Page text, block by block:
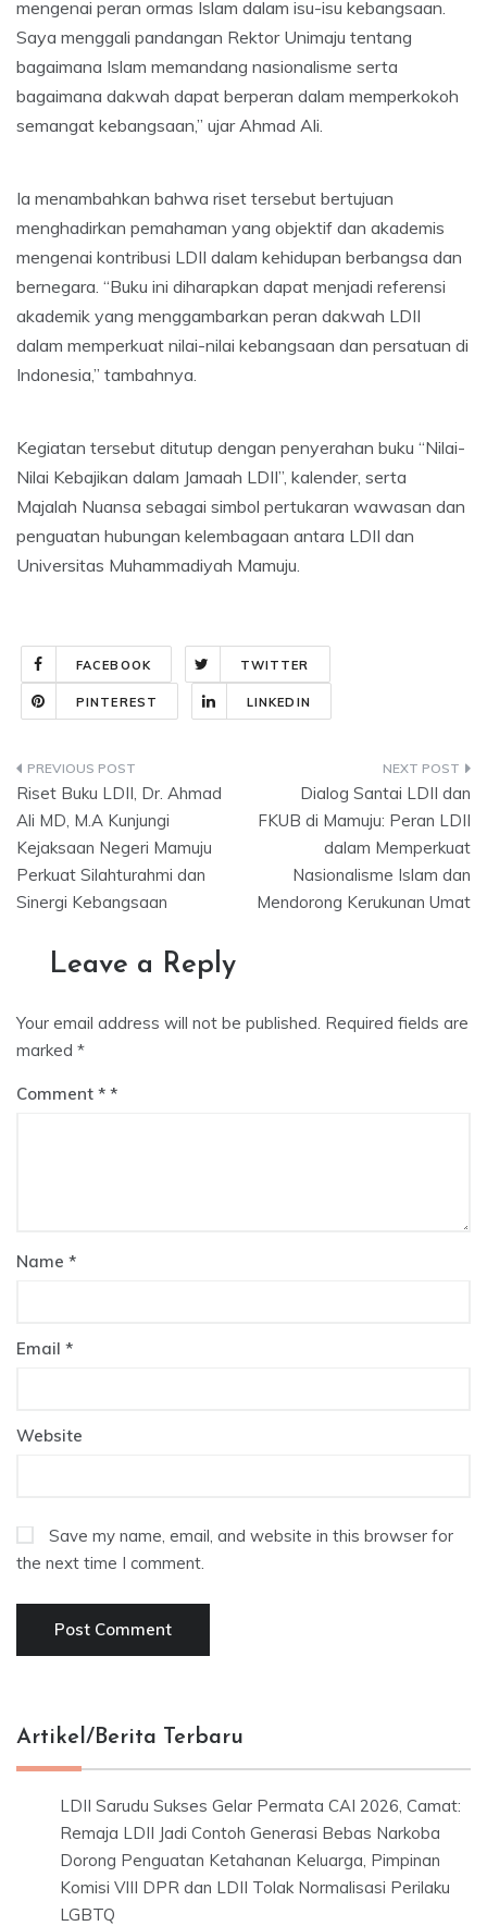
mengenai peran ormas Islam dalam isu-isu kebangsaan.
Saya menggali pandangan Rektor Unimaju tentang
bagaimana Islam memandang nasionalisme serta
bagaimana dakwah dapat berperan dalam memperkokoh
semangat kebangsaan,” ujar Ahmad Ali.
Ia menambahkan bahwa riset tersebut bertujuan
menghadirkan pemahaman yang objektif dan akademis
mengenai kontribusi LDII dalam kehidupan berbangsa dan
bernegara. “Buku ini diharapkan dapat menjadi referensi
akademik yang menggambarkan peran dakwah LDII
dalam memperkuat nilai-nilai kebangsaan dan persatuan di
Indonesia,” tambahnya.
Kegiatan tersebut ditutup dengan penyerahan buku “Nilai-
Nilai Kebajikan dalam Jamaah LDII”, kalender, serta
Majalah Nuansa sebagai simbol pertukaran wawasan dan
penguatan hubungan kelembagaan antara LDII dan
Universitas Muhammadiyah Mamuju.
FACEBOOK TWITTER
PINTEREST LINKEDIN
Post
navigation
Riset Buku LDII, Dr. Ahmad
Ali MD, M.A Kunjungi
Kejaksaan Negeri Mamuju
Perkuat Silahturahmi dan
Sinergi Kebangsaan
Dialog Santai LDII dan
FKUB di Mamuju: Peran LDII
dalam Memperkuat
Nasionalisme Islam dan
Mendorong Kerukunan Umat
Leave a Reply
Your email address will not be published. Required fields are
marked *
Comment *
Name *
Email *
Website
Save my name, email, and website in this browser for
the next time I comment.
Artikel/Berita Terbaru
LDII Sarudu Sukses Gelar Permata CAI 2026, Camat:
Remaja LDII Jadi Contoh Generasi Bebas Narkoba
Dorong Penguatan Ketahanan Keluarga, Pimpinan
Komisi VIII DPR dan LDII Tolak Normalisasi Perilaku
LGBTQ